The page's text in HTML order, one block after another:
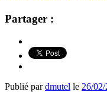
Partager :
Publié pardmutel le 26/